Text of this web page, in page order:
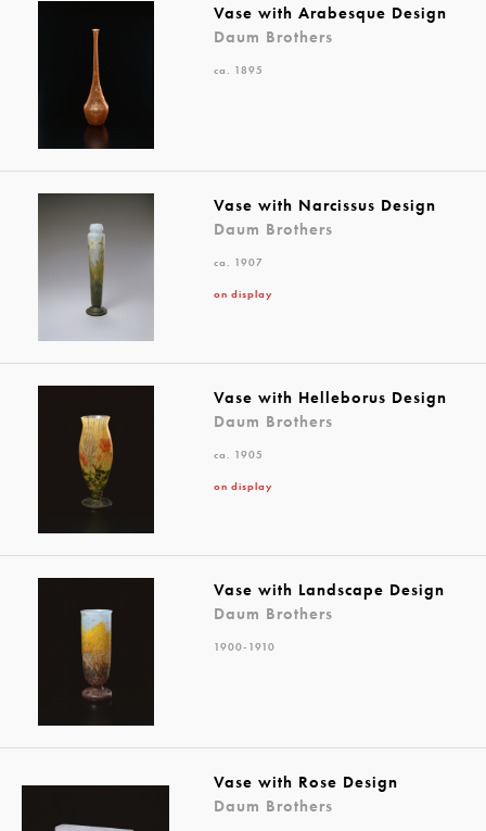
Vase with Arabesque Design
Daum Brothers
ca. 1895
Vase with Narcissus Design
Daum Brothers
ca. 1907
on display
Vase with Helleborus Design
Daum Brothers
ca. 1905
on display
Vase with Landscape Design
Daum Brothers
1900-1910
Vase with Rose Design
Daum Brothers